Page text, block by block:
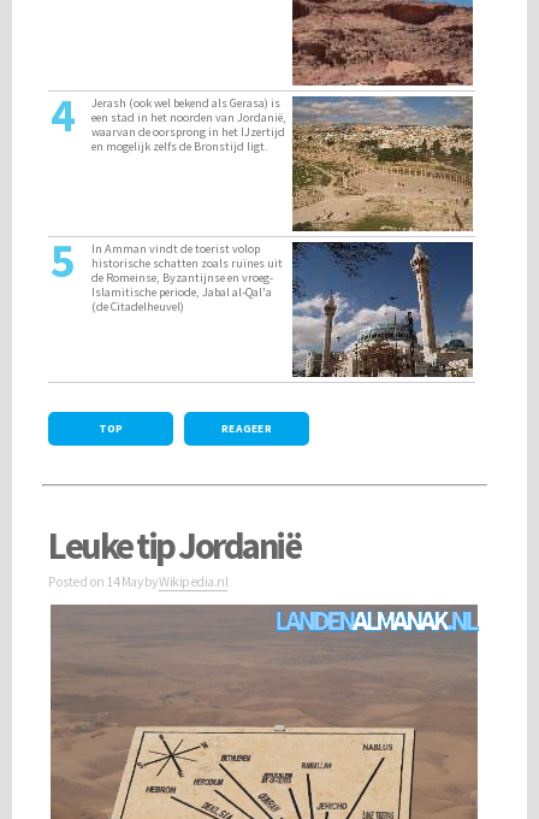
4
Jerash (ook wel bekend als Gerasa) is
een stad in het noorden van Jordanië,
waarvan de oorsprong in het IJzertijd
en mogelijk zelfs de Bronstijd ligt.
5
In Amman vindt de toerist volop
historische schatten zoals ruïnes uit
de Romeinse, Byzantijnse en vroeg-
Islamitische periode, Jabal al-Qal'a
(de Citadelheuvel)
TOP REAGEER
Leuke tip Jordanië
Posted on 14 MaybyWikipedia.nl